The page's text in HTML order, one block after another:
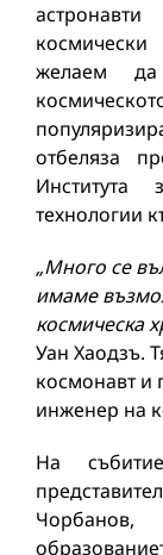
желаем
отбеляза
Института
технологии
„Много се
имаме
космическа
Уан Хаодзъ.
космонавт и
инженер на
На